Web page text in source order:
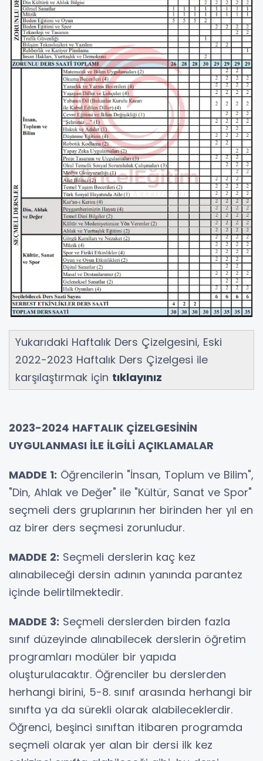
Yukarıdaki Haftalık Ders Çizelgesini, Eski
2022-2023 Haftalık Ders Çizelgesi ile
karşılaştırmak için tıklayınız
2023-2024 HAFTALIK ÇİZELGESİNİN
UYGULANMASI İLE İLGİLİ AÇIKLAMALAR
MADDE 1: Öğrencilerin "İnsan, Toplum ve Bilim",
"Din, Ahlak ve Değer" ile "Kültür, Sanat ve Spor"
seçmeli ders gruplarının her birinden her yıl en
az birer ders seçmesi zorunludur.
MADDE 2: Seçmeli derslerin kaç kez
alınabileceği dersin adının yanında parantez
içinde belirtilmektedir.
MADDE 3: Seçmeli derslerden birden fazla
sınıf düzeyinde alınabilecek derslerin öğretim
programları modüler bir yapıda
oluşturulacaktır. Öğrenciler bu derslerden
herhangi birini, 5-8. sınıf arasında herhangi bir
sınıfta ya da sürekli olarak alabileceklerdir.
Öğrenci, beşinci sınıftan itibaren programda
seçmeli olarak yer alan bir dersi ilk kez